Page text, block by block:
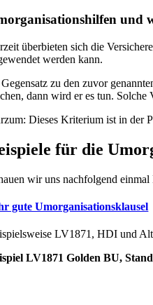
und
überbieten sich die
werden kann.
zu den zuvor
dann wird er es tun. Solche
Dieses Kriterium ist in der
für die
wir uns nachfolgend
gute Umorganisationsklausel
LV1871, HDI und
LV1871 Golden BU,